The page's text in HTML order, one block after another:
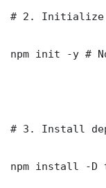
# 2. Initialize
npm init -y #
# 3. Install
npm install -D